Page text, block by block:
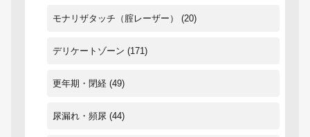
モナリザタッチ（腟レーザー） (20)
デリケートゾーン (171)
更年期・閉経 (49)
尿漏れ・頻尿 (44)